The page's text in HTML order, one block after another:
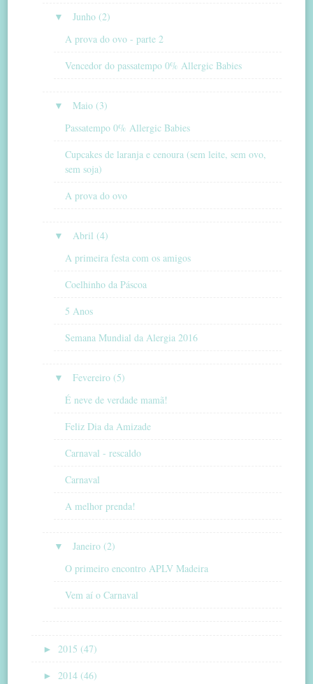
▼
Junho (2)
A prova do ovo - parte 2
Vencedor do passatempo 0% Allergic Babies
▼
Maio (3)
Passatempo 0% Allergic Babies
Cupcakes de laranja e cenoura (sem leite, sem ovo,
sem soja)
A prova do ovo
▼
Abril (4)
A primeira festa com os amigos
Coelhinho da Páscoa
5 Anos
Semana Mundial da Alergia 2016
▼
Fevereiro (5)
É neve de verdade mamã!
Feliz Dia da Amizade
Carnaval - rescaldo
Carnaval
A melhor prenda!
▼
Janeiro (2)
O primeiro encontro APLV Madeira
Vem aí o Carnaval
► 2015 (47)
► 2014 (46)